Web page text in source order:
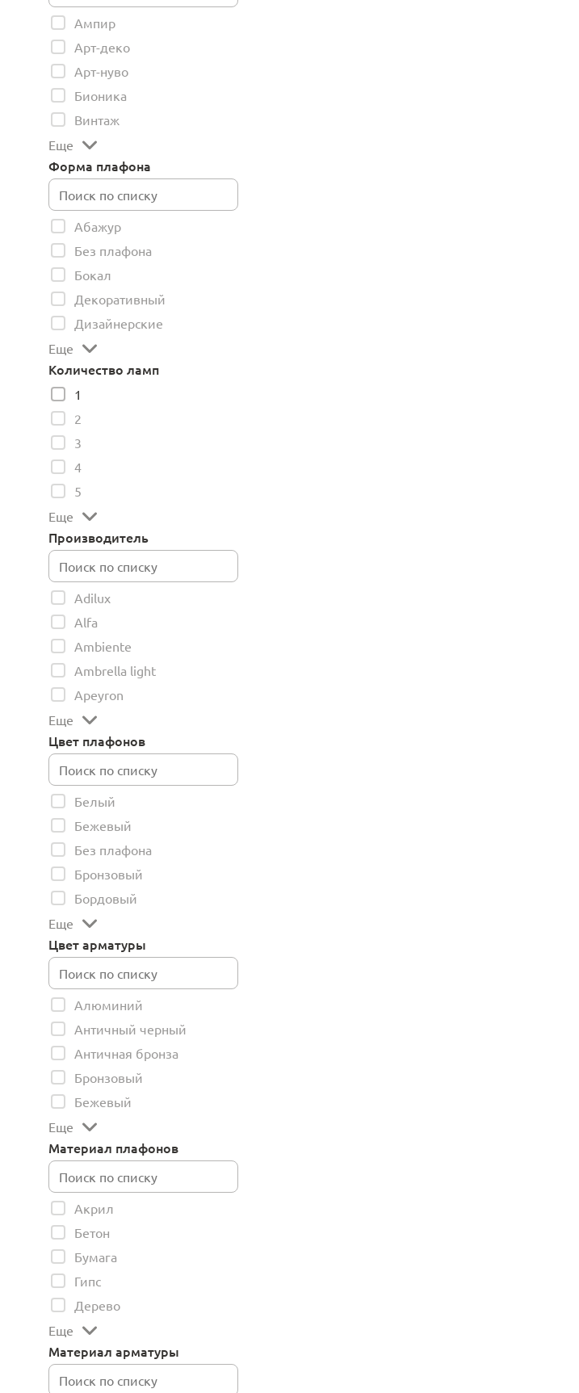
Ампир
Арт-деко
Арт-нуво
Бионика
Винтаж
Еще
Форма плафона
Абажур
Без плафона
Бокал
Декоративный
Дизайнерские
Еще
Количество ламп
1
2
3
4
5
Еще
Производитель
Adilux
Alfa
Ambiente
Ambrella light
Apeyron
Еще
Цвет плафонов
Белый
Бежевый
Без плафона
Бронзовый
Бордовый
Еще
Цвет арматуры
Алюминий
Античный черный
Античная бронза
Бронзовый
Бежевый
Еще
Материал плафонов
Акрил
Бетон
Бумага
Гипс
Дерево
Еще
Материал арматуры